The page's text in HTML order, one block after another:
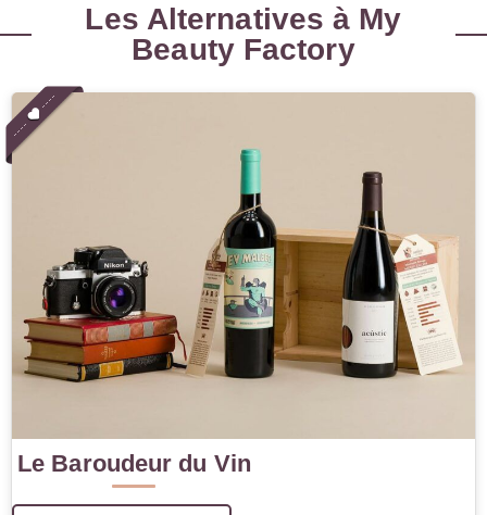
Les Alternatives à My
Beauty Factory
Le Baroudeur du Vin